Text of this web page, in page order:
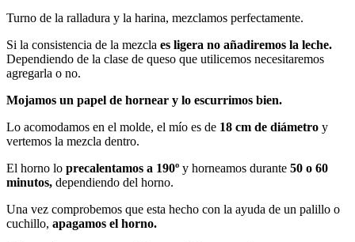
Turno de la ralladura y la harina, mezclamos perfectamente.
Si la consistencia de la mezcla es ligera no añadiremos la leche.
Dependiendo de la clase de queso que utilicemos necesitaremos
agregarla o no.
Mojamos un papel de hornear y lo escurrimos bien.
Lo acomodamos en el molde, el mío es de 18 cm de diámetro y
vertemos la mezcla dentro.
El horno lo precalentamos a 190º y horneamos durante 50 o 60
minutos, dependiendo del horno.
Una vez comprobemos que esta hecho con la ayuda de un palillo o
cuchillo, apagamos el horno.